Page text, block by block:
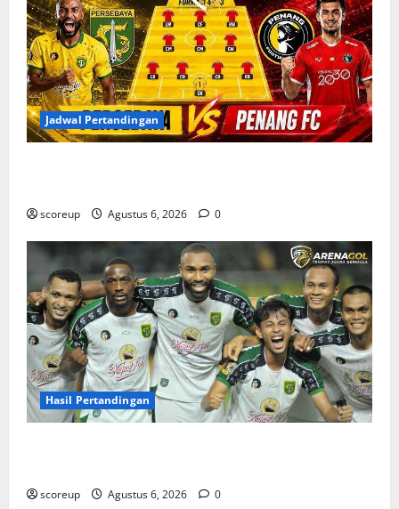
Jadwal Pertandingan
scoreup Agustus 6, 2026 0
Hasil Pertandingan
scoreup Agustus 6, 2026 0